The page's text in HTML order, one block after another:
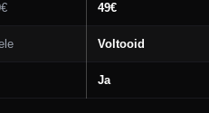
49€
Voltooid
Ja